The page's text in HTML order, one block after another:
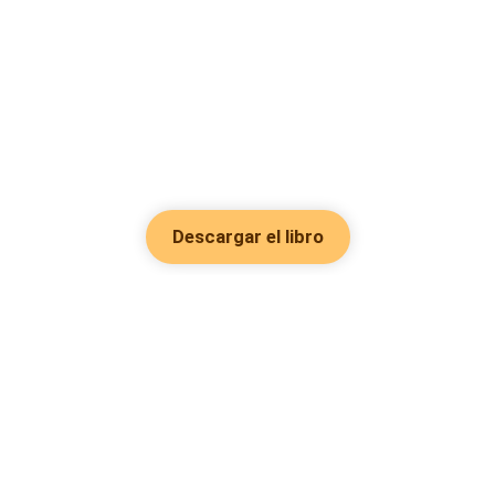
Descargar el libro